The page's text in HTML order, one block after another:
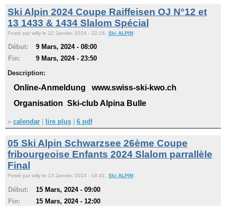
Ski Alpin 2024 Coupe Raiffeisen OJ N°12 et
13 1433 & 1434 Slalom Spécial
Posté par willy le 22 Janvier, 2024 - 22:16. Ski ALPIN
Début:
9 Mars, 2024 - 08:00
Fin:
9 Mars, 2024 - 23:50
Description:
Online-Anmeldung www.swiss-ski-kwo.ch
Organisation Ski-club Alpina Bulle
» calendar lire plus 6 pdf
05 Ski Alpin Schwarzsee 26ème Coupe
fribourgeoise Enfants 2024 Slalom parrallèle
Final
Posté par willy le 13 Janvier, 2024 - 18:41. Ski ALPIN
Début:
15 Mars, 2024 - 09:00
Fin:
15 Mars, 2024 - 12:00